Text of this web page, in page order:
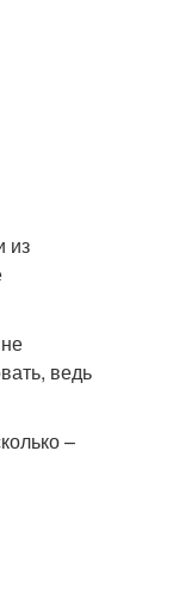
из
ведь
–